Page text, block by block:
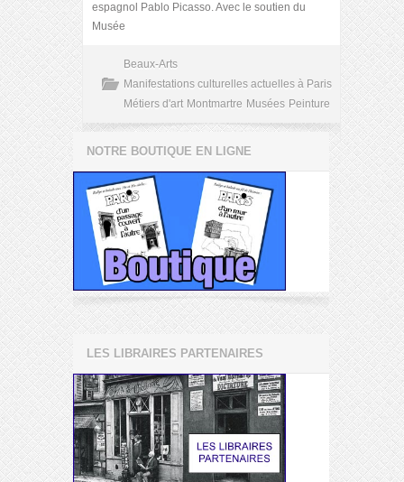
espagnol Pablo Picasso. Avec le soutien du
Musée
Beaux-Arts
Manifestations culturelles actuelles à Paris
Métiers d'art Montmartre Musées Peinture
NOTRE BOUTIQUE EN LIGNE
LES LIBRAIRES PARTENAIRES